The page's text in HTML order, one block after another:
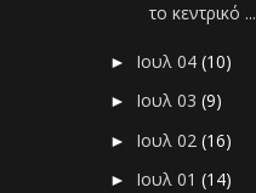
το κεντρικό ...
► Ιουλ 04(10)
► Ιουλ 03(9)
► Ιουλ 02(16)
► Ιουλ 01(14)